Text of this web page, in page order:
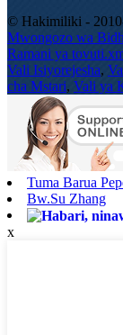
© Hakimiliki -
Mwongozo wa
Ramani ya
Vali Isiyorejesha,
cha Mstari, Vali ya
Tuma Barua
Bw.Su Zhang
x